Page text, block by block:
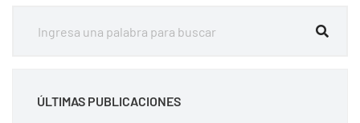
ÚLTIMAS PUBLICACIONES